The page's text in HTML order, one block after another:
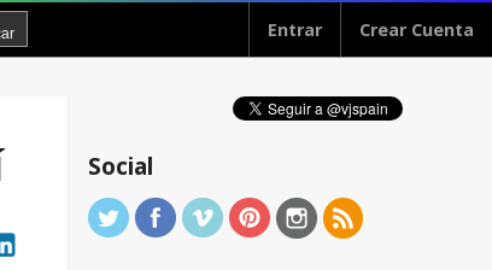
Entrar Crear Cuenta
Social